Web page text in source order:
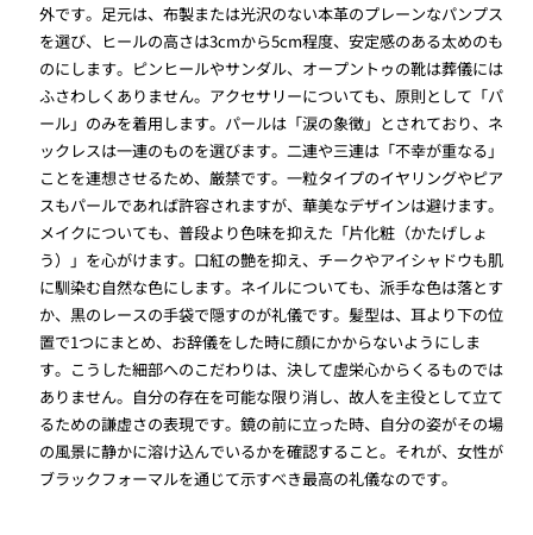
外です。足元は、布製または光沢のない本革のプレーンなパンプス
を選び、ヒールの高さは3cmから5cm程度、安定感のある太めのも
のにします。ピンヒールやサンダル、オープントゥの靴は葬儀には
ふさわしくありません。アクセサリーについても、原則として「パ
ール」のみを着用します。パールは「涙の象徴」とされており、ネ
ックレスは一連のものを選びます。二連や三連は「不幸が重なる」
ことを連想させるため、厳禁です。一粒タイプのイヤリングやピア
スもパールであれば許容されますが、華美なデザインは避けます。
メイクについても、普段より色味を抑えた「片化粧（かたげしょ
う）」を心がけます。口紅の艶を抑え、チークやアイシャドウも肌
に馴染む自然な色にします。ネイルについても、派手な色は落とす
か、黒のレースの手袋で隠すのが礼儀です。髪型は、耳より下の位
置で1つにまとめ、お辞儀をした時に顔にかからないようにしま
す。こうした細部へのこだわりは、決して虚栄心からくるものでは
ありません。自分の存在を可能な限り消し、故人を主役として立て
るための謙虚さの表現です。鏡の前に立った時、自分の姿がその場
の風景に静かに溶け込んでいるかを確認すること。それが、女性が
ブラックフォーマルを通じて示すべき最高の礼儀なのです。